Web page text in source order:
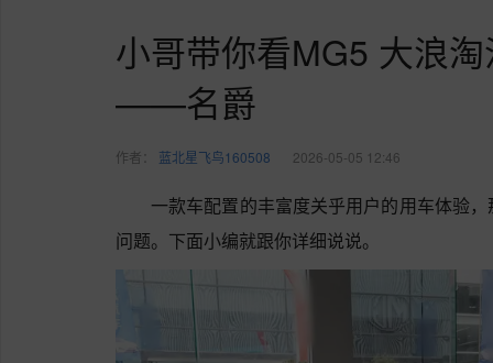
小哥带你看MG5 大浪
——名爵
作者： 蓝北星飞鸟160508 2026-05-05 12:46
一款车配置的丰富度关乎用户的用车体验
问题。下面小编就跟你详细说说。